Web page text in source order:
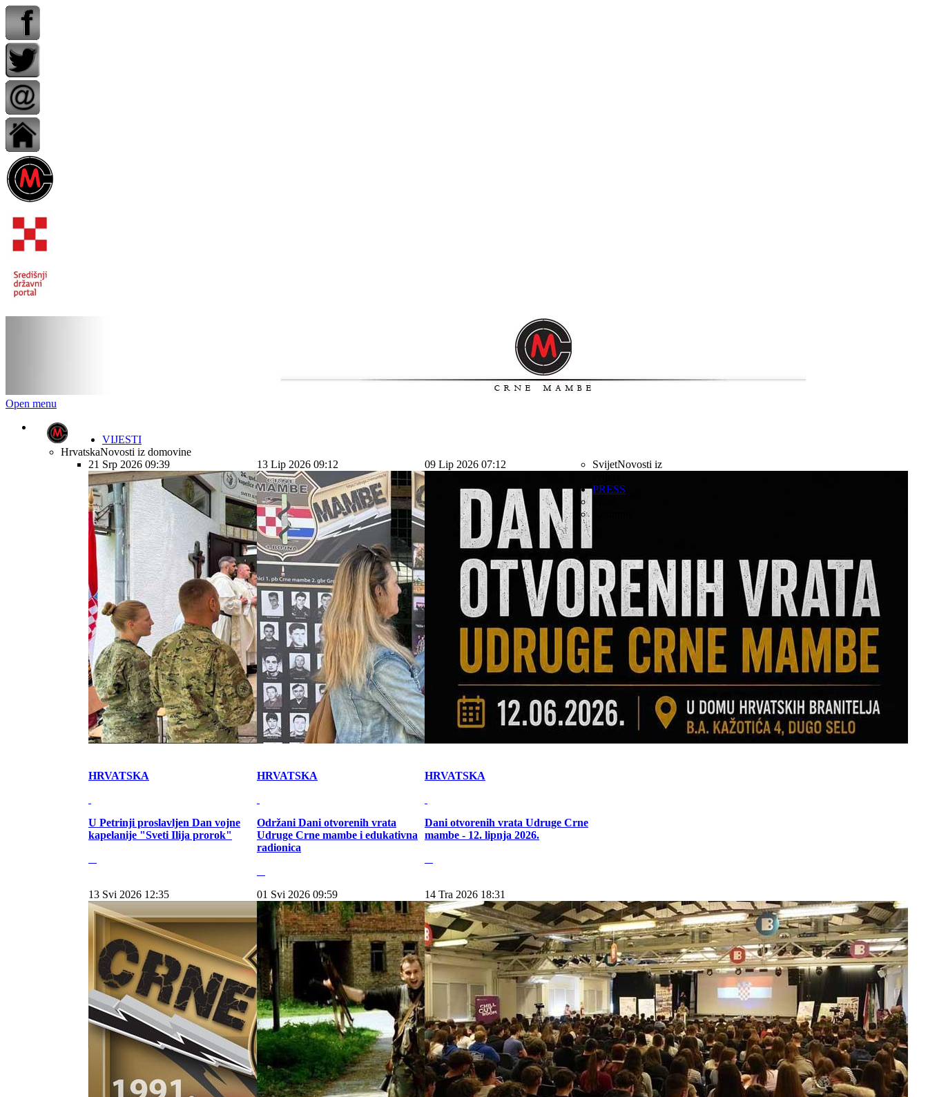
Open menu
VIJESTI
HrvatskaNovosti iz domovine
21 Srp 2026 09:39
HRVATSKA
U Petrinji proslavljen Dan vojne
kapelanije "Sveti Ilija prorok"
13 Lip 2026 09:12
HRVATSKA
Održani Dani otvorenih vrata
Udruge Crne mambe i edukativna
radionica
09 Lip 2026 07:12
HRVATSKA
Dani otvorenih vrata Udruge Crne
mambe - 12. lipnja 2026.
13 Svi 2026 12:35 01 Svi 2026 09:59 14 Tra 2026 18:31
SvijetNovosti iz
PRESS